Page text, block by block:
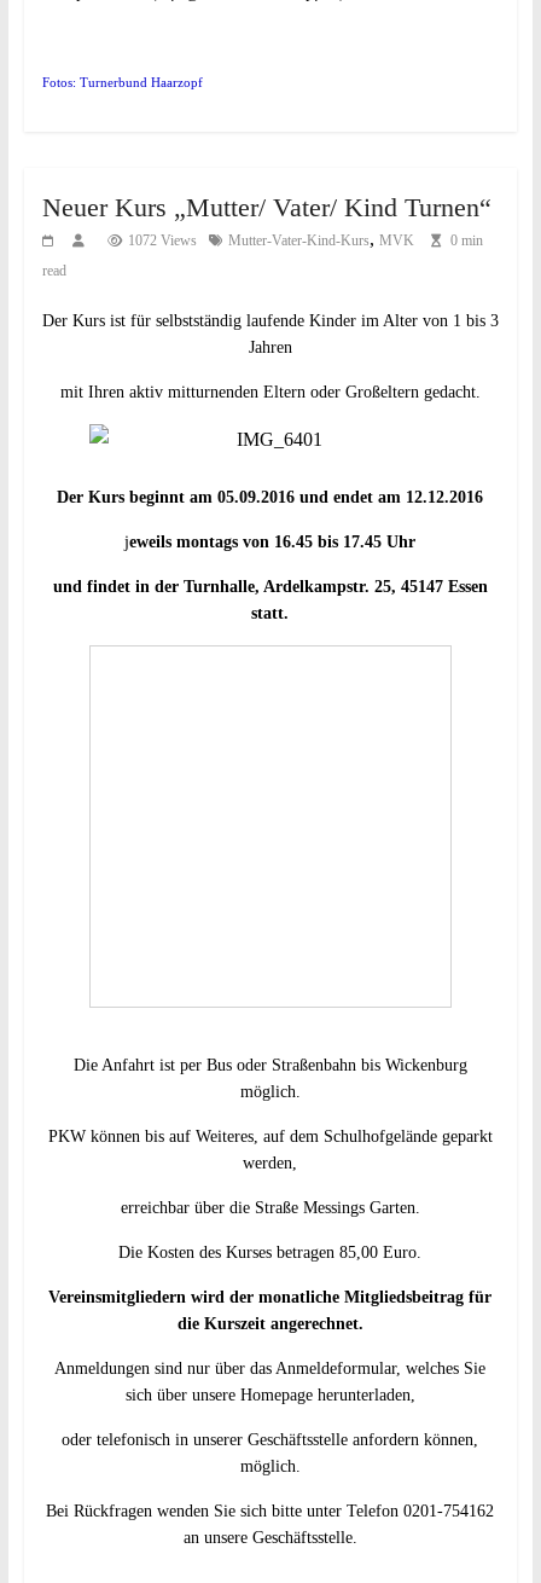
Fotos: Turnerbund Haarzopf
Neuer Kurs „Mutter/ Vater/ Kind Turnen“
1072 Views Mutter-Vater-Kind-Kurs, MVK
0 min
read
Der Kurs ist für selbstständig laufende Kinder im Alter von 1 bis 3
Jahren
mit Ihren aktiv mitturnenden Eltern oder Großeltern gedacht.
Der Kurs beginnt am 05.09.2016 und endet am 12.12.2016
jeweils montags von 16.45 bis 17.45 Uhr
und findet in der Turnhalle, Ardelkampstr. 25, 45147 Essen
statt.
Die Anfahrt ist per Bus oder Straßenbahn bis Wickenburg
möglich.
PKW können bis auf Weiteres, auf dem Schulhofgelände geparkt
werden,
erreichbar über die Straße Messings Garten.
Die Kosten des Kurses betragen 85,00 Euro.
Vereinsmitgliedern wirdder monatliche Mitgliedsbeitrag für
die Kurszeit angerechnet.
Anmeldungen sind nur über das Anmeldeformular, welches Sie
sich über unsere Homepage herunterladen,
oder telefonisch in unserer Geschäftsstelle anfordern können,
möglich.
Bei Rückfragen wenden Sie sich bitte unter Telefon 0201-754162
an unsere Geschäftsstelle.